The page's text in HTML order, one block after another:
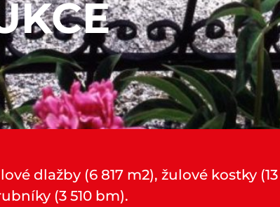
dlažby (6 817 m2), žulové kostky
(3 510 bm).